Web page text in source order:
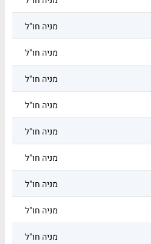
מניה חו"ל
מניה חו"ל
מניה חו"ל
מניה חו"ל
מניה חו"ל
מניה חו"ל
מניה חו"ל
מניה חו"ל
מניה חו"ל